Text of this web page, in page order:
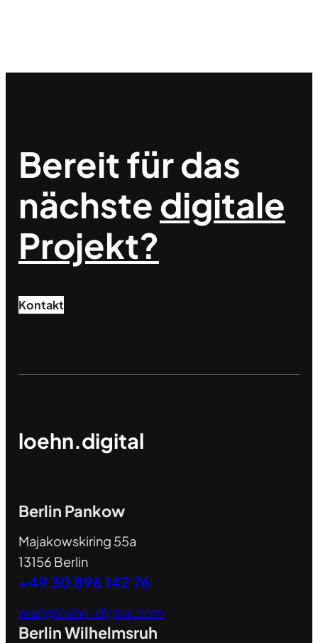
Bereit für das
nächstedigitale
Projekt?
Kontakt
loehn.digital
Berlin Pankow
Majakowskiring 55a
13156 Berlin
+49 30 896 142 76
mail@loehn-digital.com
Berlin Wilhelmsruh